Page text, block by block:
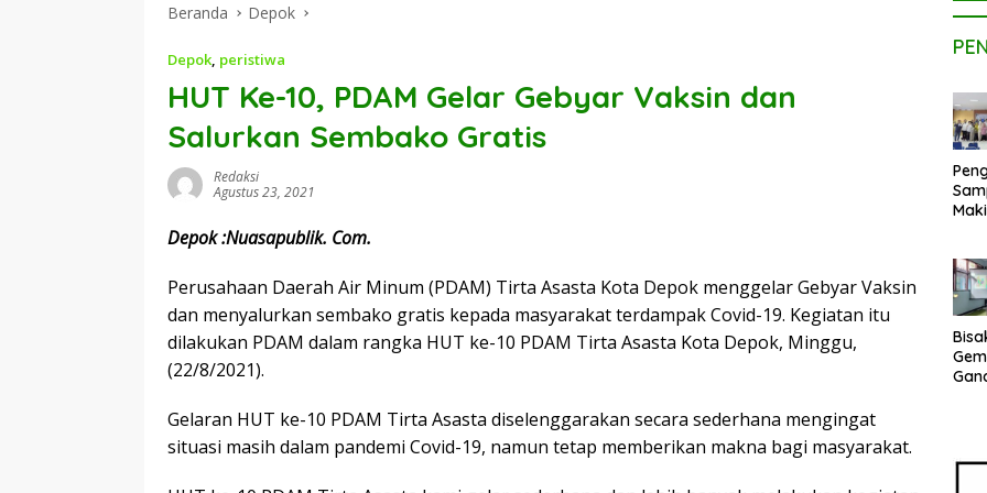
Beranda Depok
Depok, peristiwa
HUT Ke-10, PDAM Gelar Gebyar Vaksin dan
Salurkan Sembako Gratis
Redaksi
Agustus 23, 2021
Depok :Nuasapublik. Com.
Perusahaan Daerah Air Minum (PDAM) Tirta Asasta Kota Depok menggelar Gebyar Vaksin
dan menyalurkan sembako gratis kepada masyarakat terdampak Covid-19. Kegiatan itu
dilakukan PDAM dalam rangka HUT ke-10 PDAM Tirta Asasta Kota Depok, Minggu,
(22/8/2021).
Gelaran HUT ke-10 PDAM Tirta Asasta diselenggarakan secara sederhana mengingat
situasi masih dalam pandemi Covid-19, namun tetap memberikan makna bagi masyarakat.